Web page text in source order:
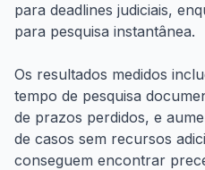
para deadlines judiciais,
para pesquisa instantânea.
Os resultados medidos
tempo de pesquisa
de prazos perdidos, e
de casos sem recursos
conseguem encontrar